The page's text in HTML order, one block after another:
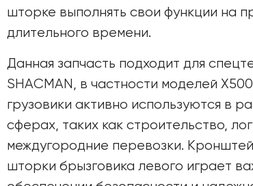
шторке выполнять свои функции на
длительного времени.
Данная запчасть подходит для
SHACMAN, в частности моделей
грузовики активно используются в
сферах, таких как строительство,
междугородние перевозки.
шторки брызговика левого играет